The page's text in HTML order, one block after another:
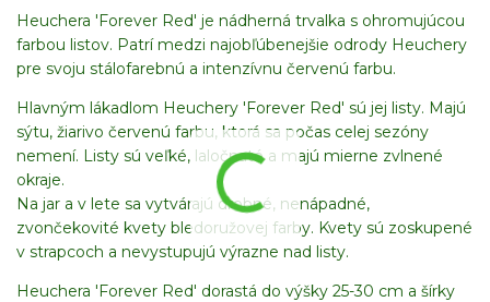
Heuchera 'Forever Red' je nádherná trvalka s ohromujúcou
farbou listov. Patrí medzi najobľúbenejšie odrody Heuchery
pre svoju stálofarebnú a intenzívnu červenú farbu.
Hlavným lákadlom Heuchery 'Forever Red' sú jej listy. Majú
sýtu, žiarivo červenú farbu, ktorá sa počas celej sezóny
nemení. Listy sú veľké, laločnaté a majú mierne zvlnené
okraje.
Na jar a v lete sa vytvárajú drobné, nenápadné,
zvončekovité kvety bledoružovej farby. Kvety sú zoskupené
v strapcoch a nevystupujú výrazne nad listy.
Heuchera 'Forever Red' dorastá do výšky 25-30 cm a šírky